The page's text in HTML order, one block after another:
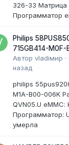
eMMC
326-33 Матрица
Программатор
Philips
715GB414-
Авторvladiмир ·
назад
philips
M1A-B00-006K
QVN05.U eMMC:
Программатор:
умерла